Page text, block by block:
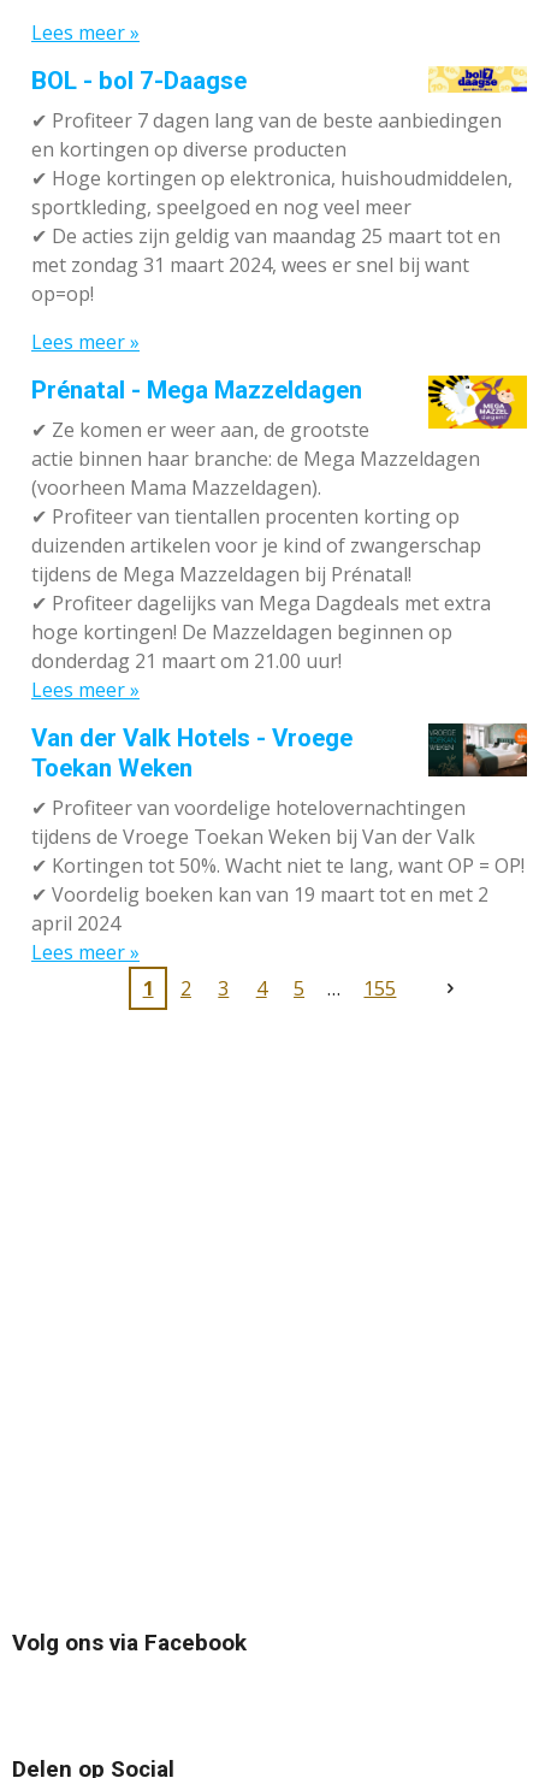
Lees meer »
BOL - bol 7-Daagse
✔ Profiteer 7 dagen lang van de beste aanbiedingen
en kortingen op diverse producten
✔ Hoge kortingen op elektronica, huishoudmiddelen,
sportkleding, speelgoed en nog veel meer
✔ De acties zijn geldig van maandag 25 maart tot en
met zondag 31 maart 2024, wees er snel bij want
op=op!
Lees meer »
Prénatal - Mega Mazzeldagen
✔ Ze komen er weer aan, de grootste
actie binnen haar branche: de Mega Mazzeldagen
(voorheen Mama Mazzeldagen).
✔ Profiteer van tientallen procenten korting op
duizenden artikelen voor je kind of zwangerschap
tijdens de Mega Mazzeldagen bij Prénatal!
✔ Profiteer dagelijks van Mega Dagdeals met extra
hoge kortingen! De Mazzeldagen beginnen op
donderdag 21 maart om 21.00 uur!
Lees meer »
Van der Valk Hotels - Vroege
Toekan Weken
✔ Profiteer van voordelige hotelovernachtingen
tijdens de Vroege Toekan Weken bij Van der Valk
✔ Kortingen tot 50%. Wacht niet te lang, want OP = OP!
✔ Voordelig boeken kan van 19 maart tot en met 2
april 2024
Lees meer »
1
2 3 4 5 155
Volg ons via Facebook
Delen op Social